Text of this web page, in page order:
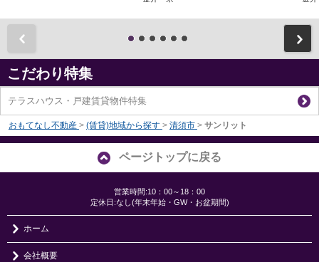
こだわり特集
テラスハウス・戸建賃貸物件特集
おもてなし不動産 > (賃貸)地域から探す > 清須市 > サンリット
ページトップに戻る
営業時間:10：00～18：00
定休日:なし(年末年始・GW・お盆期間)
ホーム
会社概要